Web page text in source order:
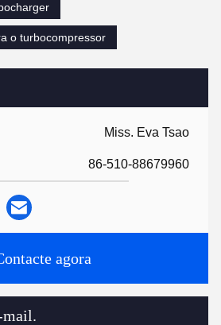
Miss. Eva Tsao
86-510-88679960
agora
mail.
o turbocompressor